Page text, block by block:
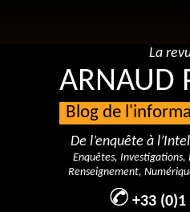
La
ARNAUD
Blog de
De l’enquête à
Enquêtes,
Renseignement,
+33 (0)1